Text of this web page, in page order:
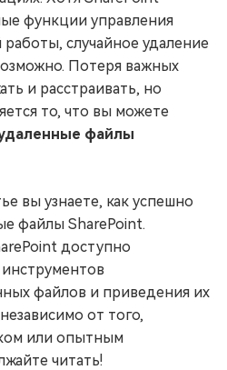
функции управления
случайное удаление
Потеря важных
и расстраивать, но
то, что вы можете
файлы
вы узнаете, как успешно
файлы SharePoint.
доступно
файлов и приведения их
от того,
или опытным
читать!